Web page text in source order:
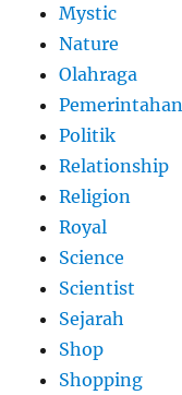
Mystic
Nature
Olahraga
Pemerintahan
Politik
Relationship
Religion
Royal
Science
Scientist
Sejarah
Shop
Shopping